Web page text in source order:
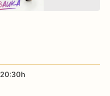
20:30h